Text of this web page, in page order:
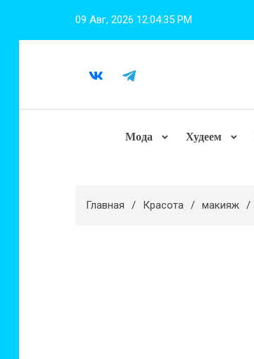
09 Авг, 2026 12:04:37 PM
Мода Худеем
Главная Красота макияж